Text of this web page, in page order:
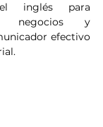
inglés para
negocios y
efectivo